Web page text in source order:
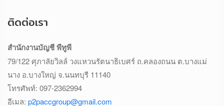
ติดต่อเรา
สำนักงานบัญชี พีทูพี
79/122 ศุภาลัยวิลล์ วงแหวนรัตนาธิเบศร์ ถ.คลองถนน ต.บางแม่
นาง อ.บางใหญ่ จ.นนทบุรี 11140
โทรศัพท์: 097-2362994
อีเมล: p2paccgroup@gmail.com